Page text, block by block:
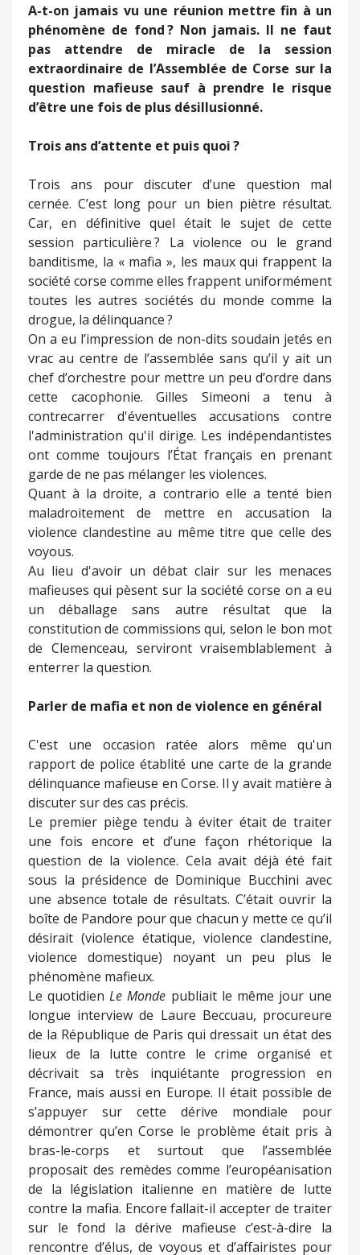
A-t-on jamais vu une réunion mettre fin à un
phénomène de fond ? Non jamais. Il ne faut
pas attendre de miracle de la session
extraordinaire de l’Assemblée de Corse sur la
question mafieuse sauf à prendre le risque
d’être une fois de plus désillusionné.
Trois ans d’attente et puis quoi ?
Trois ans pour discuter d’une question mal
cernée. C’est long pour un bien piètre résultat.
Car, en définitive quel était le sujet de cette
session particulière ? La violence ou le grand
banditisme, la « mafia », les maux qui frappent la
société corse comme elles frappent uniformément
toutes les autres sociétés du monde comme la
drogue, la délinquance ?
On a eu l’impression de non-dits soudain jetés en
vrac au centre de l’assemblée sans qu’il y ait un
chef d’orchestre pour mettre un peu d’ordre dans
cette cacophonie. Gilles Simeoni a tenu à
contrecarrer d'éventuelles accusations contre
l'administration qu'il dirige. Les indépendantistes
ont comme toujours l’État français en prenant
garde de ne pas mélanger les violences.
Quant à la droite, a contrario elle a tenté bien
maladroitement de mettre en accusation la
violence clandestine au même titre que celle des
voyous.
Au lieu d'avoir un débat clair sur les menaces
mafieuses qui pèsent sur la société corse on a eu
un déballage sans autre résultat que la
constitution de commissions qui, selon le bon mot
de Clemenceau, serviront vraisemblablement à
enterrer la question.
Parler de mafia et non de violence en général
C'est une occasion ratée alors même qu'un
rapport de police établité une carte de la grande
délinquance mafieuse en Corse. Il y avait matière à
discuter sur des cas précis.
Le premier piège tendu à éviter était de traiter
une fois encore et d’une façon rhétorique la
question de la violence. Cela avait déjà été fait
sous la présidence de Dominique Bucchini avec
une absence totale de résultats. C’était ouvrir la
boîte de Pandore pour que chacun y mette ce qu’il
désirait (violence étatique, violence clandestine,
violence domestique) noyant un peu plus le
phénomène mafieux.
Le quotidienLe Monde publiait le même jour une
longue interview de Laure Beccuau, procureure
de la République de Paris qui dressait un état des
lieux de la lutte contre le crime organisé et
décrivait sa très inquiétante progression en
France, mais aussi en Europe. Il était possible de
s’appuyer sur cette dérive mondiale pour
démontrer qu’en Corse le problème était pris à
bras-le-corps et surtout que l’assemblée
proposait des remèdes comme l’européanisation
de la législation italienne en matière de lutte
contre la mafia. Encore fallait-il accepter de traiter
sur le fond la dérive mafieuse c’est-à-dire la
rencontre d’élus, de voyous et d’affairistes pour